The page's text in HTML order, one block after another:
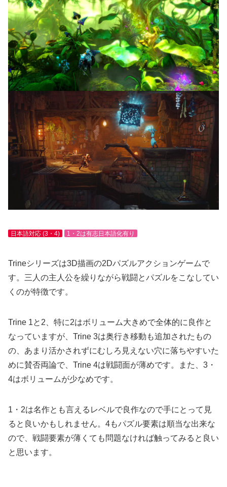
日本語対応 (3・4) 1・2は有志日本語化有り
Trineシリーズは3D描画の2Dパズルアクションゲームで
す。三人の主人公を繰りながら戦闘とパズルをこなしてい
くのが特徴です。
Trine 1と2、特に2はボリューム大きめで全体的に良作と
なっていますが、Trine 3は奥行き移動も追加されたもの
の、あまり活かされずにむしろ見えない穴に落ちやすいた
めに賛否両論で、Trine 4は戦闘面が薄めです。また、3・
4はボリュームが少なめです。
1・2は名作とも言えるレベルで良作なので手にとって見
ると良いかもしれません。4もパズル要素は順当な出来な
ので、戦闘要素が薄くても問題なければ触ってみると良い
と思います。